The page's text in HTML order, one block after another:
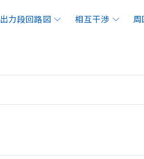
出力段回路図 相互干渉 周